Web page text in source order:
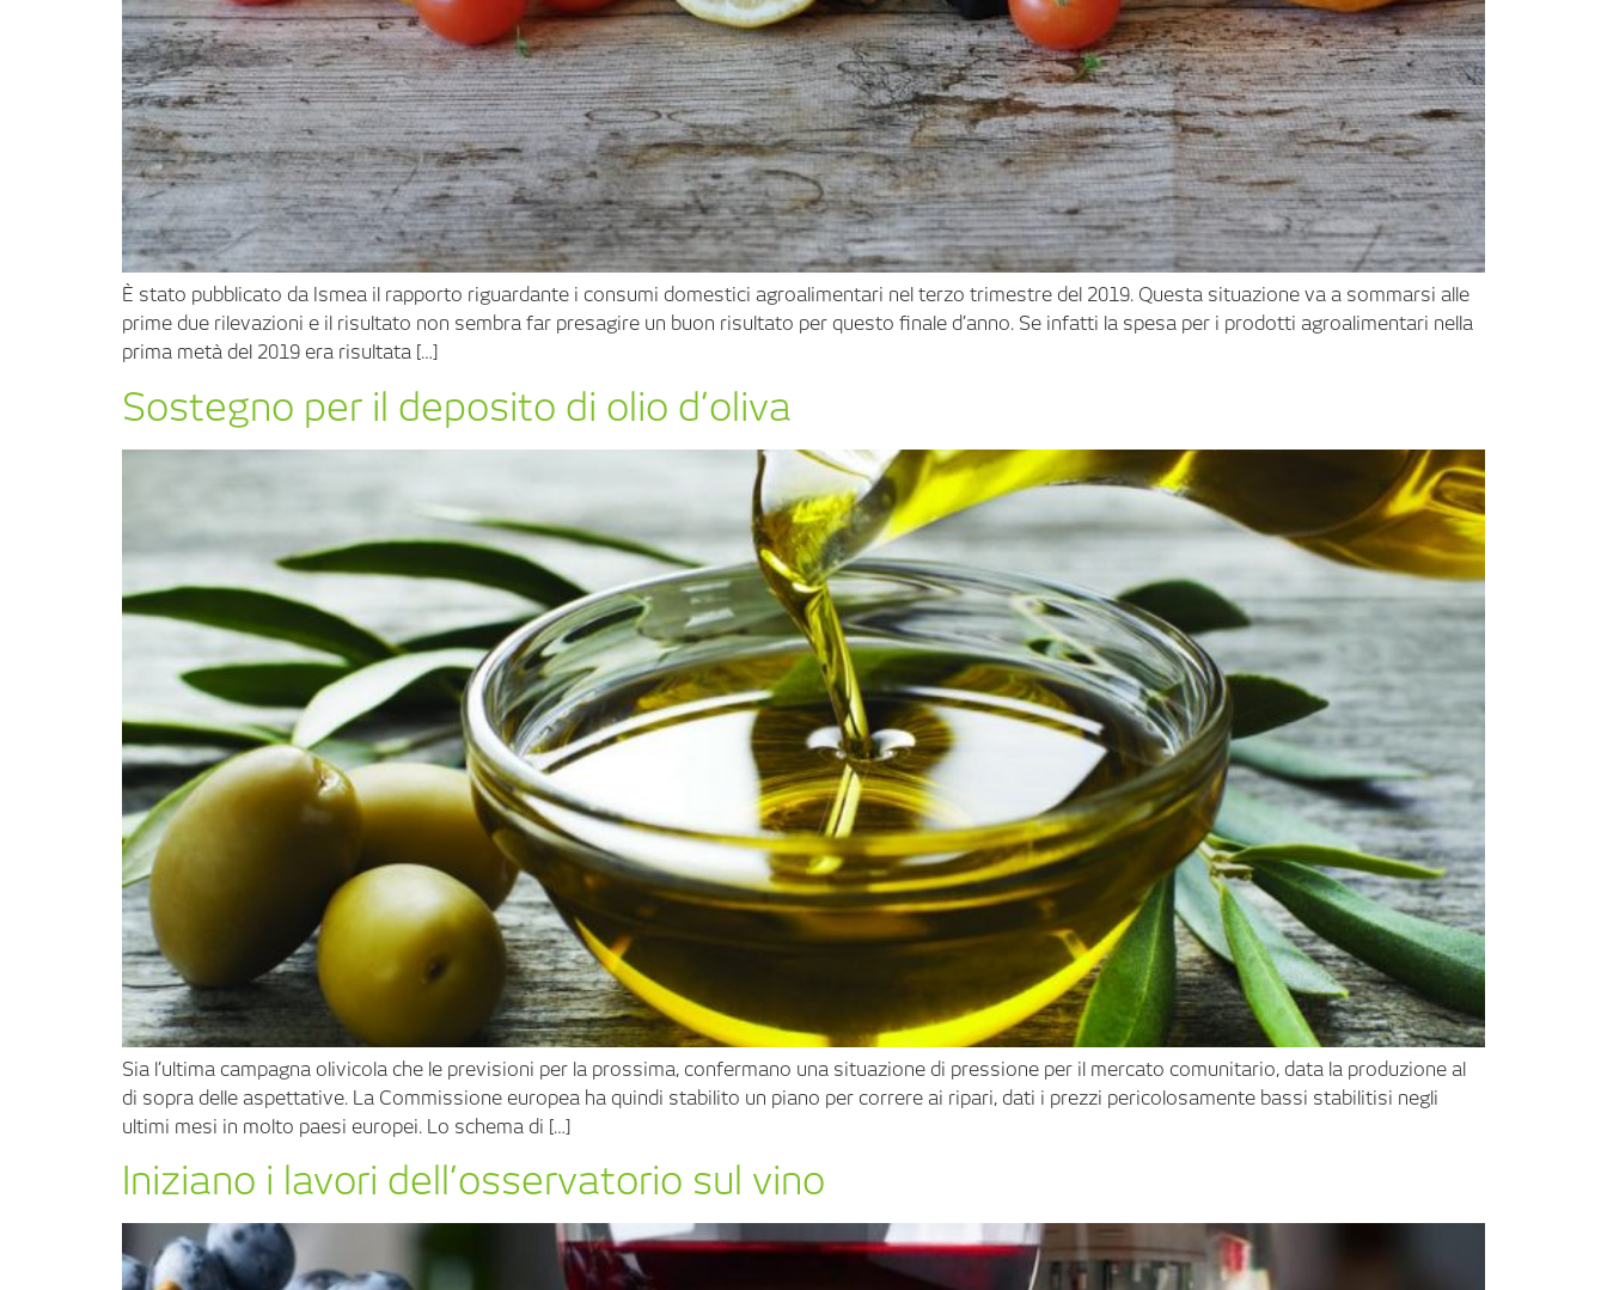
È stato pubblicato da Ismea il rapporto riguardante i consumi domestici agroalimentari nel terzo trimestre del 2019. Questa situazione va a sommarsi alle
prime due rilevazioni e il risultato non sembra far presagire un buon risultato per questo finale d’anno. Se infatti la spesa per i prodotti agroalimentari nella
prima metà del 2019 era risultata […]
Sostegno per il deposito di olio d’oliva
Sia l’ultima campagna olivicola che le previsioni per la prossima, confermano una situazione di pressione per il mercato comunitario, data la produzione al
di sopra delle aspettative. La Commissione europea ha quindi stabilito un piano per correre ai ripari, dati i prezzi pericolosamente bassi stabilitisi negli
ultimi mesi in molto paesi europei. Lo schema di […]
Iniziano i lavori dell’osservatorio sul vino